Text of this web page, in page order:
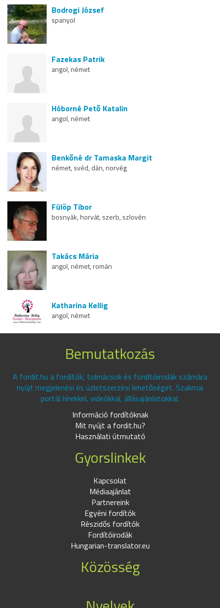
Bodrogi József
spanyol
Fazekas Patrik
angol, német
Hóborné Pető Katalin
angol, német
Benkőné dr Tamaska Margit
német, svéd, dán, norvég
Fülöp Tibor
bosnyák, horvát, szerb, szlovén
Takács Mária
angol, német, román
Katharina Kellig
angol, német
Bemutatkozás
A fordit.hu a fordítók, tolmácsok és fordítóirodák számára
nyújt megjelenési és üzletszerzési lehetőséget. Szakmai
portál hírekkel, videókkal, állásajánlatokkal.
Információ fordítóknak
Mit nyújt a fordit.hu?
Használati útmutató
Gyorslinkek
Kapcsolat
Médiaajánlat
Partnereink
Egyéni fordítók
Részidős fordítók
Fordítóirodák
Hungarian-translator.eu
Közösség